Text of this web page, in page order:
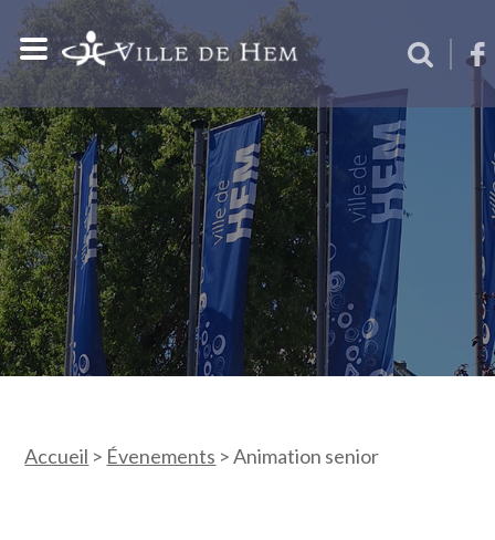
Accueil > Évenements >Animation senior